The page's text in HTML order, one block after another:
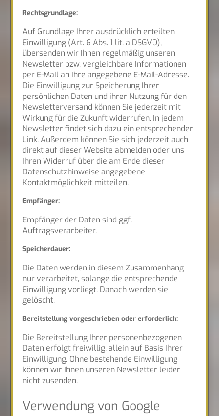
Rechtsgrundlage:
Auf Grundlage Ihrer ausdrücklich erteilten
Einwilligung (Art. 6 Abs. 1 lit. a DSGVO),
übersenden wir Ihnen regelmäßig unseren
Newsletter bzw. vergleichbare Informationen
per E-Mail an Ihre angegebene E-Mail-Adresse.
Die Einwilligung zur Speicherung Ihrer
persönlichen Daten und ihrer Nutzung für den
Newsletterversand können Sie jederzeit mit
Wirkung für die Zukunft widerrufen. In jedem
Newsletter findet sich dazu ein entsprechender
Link. Außerdem können Sie sich jederzeit auch
direkt auf dieser Website abmelden oder uns
Ihren Widerruf über die am Ende dieser
Datenschutzhinweise angegebene
Kontaktmöglichkeit mitteilen.
Empfänger:
Empfänger der Daten sind ggf.
Auftragsverarbeiter.
Speicherdauer:
Die Daten werden in diesem Zusammenhang
nur verarbeitet, solange die entsprechende
Einwilligung vorliegt. Danach werden sie
gelöscht.
Bereitstellung vorgeschrieben oder erforderlich:
Die Bereitstellung Ihrer personenbezogenen
Daten erfolgt freiwillig, allein auf Basis Ihrer
Einwilligung. Ohne bestehende Einwilligung
können wir Ihnen unseren Newsletter leider
nicht zusenden.
Verwendung von Google